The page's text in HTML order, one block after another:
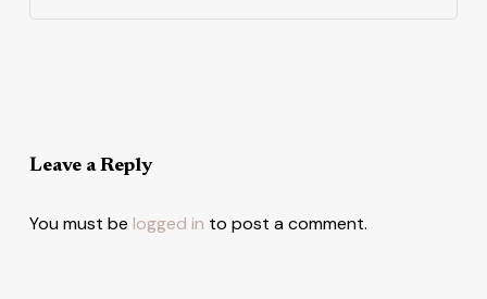
Leave a Reply
You must be logged in to post a comment.